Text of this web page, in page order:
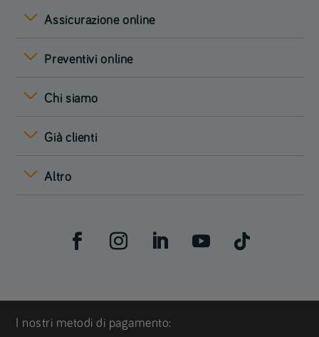
Assicurazione online
Preventivi online
Chi siamo
Già clienti
Altro
I nostri metodi di pagamento: